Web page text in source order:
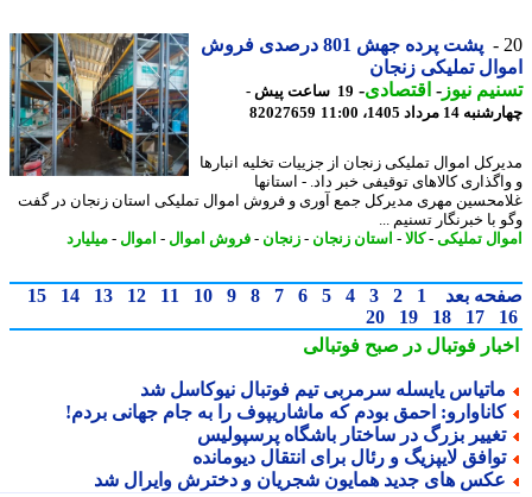
پشت پرده جهش 801 درصدی فروش
تملیکی زنجان
نیوز-اقتصادی-
19 ساعت پیش -
مرداد 1405، 11:00
82027659
اموال تملیکی زنجان از جزییات تخلیه انبارها
کالاهای توقیفی خبر داد. - استانها
مهری مدیرکل جمع آوری و فروش اموال تملیکی استان زنجان در گفت
با خبرنگار تسنیم ...
تملیکی-کالا -استان زنجان-زنجان-فروش اموال- اموال- میلیارد
بعد 1
2
3
4
5
6
7
8
9
10
11
12
13
14
15
17
18
19
20
فوتبال در صبح فوتبالی
یایسله سرمربی تیم فوتبال نیوکاسل شد
احمق بودم که ماشاریپوف را به جام جهانی بردم!
بزرگ در ساختار باشگاه پرسپولیس
لایپزیگ و رئال برای انتقال دیومانده
های جدید همایون شجریان و دخترش وایرال شد